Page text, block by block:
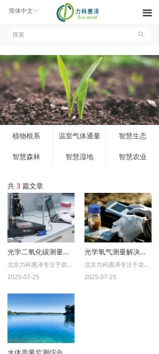
끀
产品中心
解决方案
新闻中心
关于我们
联系我们
文件下载
ꀅ
简体中文
ꄙ
共 3 篇文章
光学二氧化碳测量解决方案
北京力科惠泽专注于农林生态科研仪器解决方案。我司致力于生态环境监测技术和仪器设备的研发、生产，并积极引进和推广国际先进的生态环境类科研仪器设备。
2025-07-25
光学氧气测量解决方案
北京力科惠泽专注于农林生态科研仪器解决方案。我司致力于生态环境监测技术和仪器设备的研发、生产，并积极引进和推广国际先进的生态环境类科研仪器设备。
为科研工作者量身定制全面的光学氧气测量解决方案，满足不同研究场景的多样化需求。
2025-07-25
智慧森林 智慧湿地 智慧农业
植物根系 温室气体通量 智慧生态